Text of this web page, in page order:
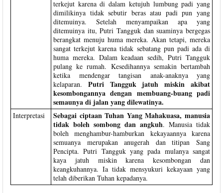
terkejut karena di dalam ketujuh lumbung padi yang
dimilikinya tidak sebutir beras atau padi pun yang
ditemuinya. Setelah menyampaikan apa yang
ditemuinya itu, Putri Tangguk dan suaminya bergegas
berangkat menuju huma mereka. Akan tetapi, mereka
sangat terkejut karena tidak sebatang pun padi ada di
huma mereka. Dalam keadaan sedih, Putri Tangguk
pulang ke rumah. Kesedihannya semakin bertambah
ketika mendengar tangisan anak-anaknya yang
kelaparan. Putri Tangguk jatuh miskin akibat
kesombongannya dengan membuang-buang padi
semaunya di jalan yang dilewatinya.
Interpretasi
Sebagai ciptaan Tuhan Yang Mahakuasa, manusia
tidak boleh sombong dan angkuh. Manusia tidak
boleh menghambur-hamburkan kekayaannya karena
semuanya merupakan anugerah dan titipan Sang
Pencipta. Putri Tangguk yang pada mulanya sangat
kaya jatuh miskin karena kesombongan dan
keangkuhannya. Ia tidak mensyukuri kekayaan yang
telah diberikan Tuhan kepadanya.